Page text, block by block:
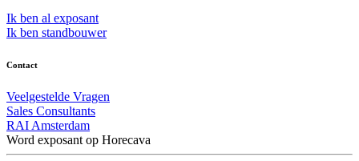
Ik ben al exposant
Ik ben standbouwer
Contact
Veelgestelde Vragen
Sales Consultants
RAI Amsterdam
Word exposant op Horecava